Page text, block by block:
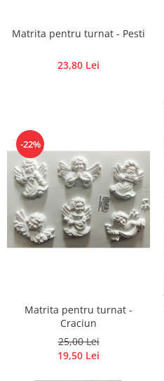
Matrita pentru turnat - Pesti
23,80 Lei
-22%
Matrita pentru turnat -
Craciun
25,00 Lei
19,50 Lei